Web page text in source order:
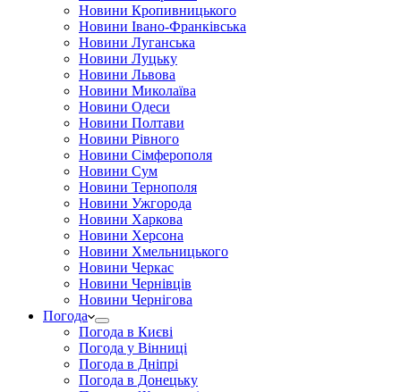
Новини Кропивницького
Новини Івано-Франківська
Новини Луганська
Новини Луцьку
Новини Львова
Новини Миколаїва
Новини Одеси
Новини Полтави
Новини Рівного
Новини Сімферополя
Новини Сум
Новини Тернополя
Новини Ужгорода
Новини Харкова
Новини Херсона
Новини Хмельницького
Новини Черкас
Новини Чернівців
Новини Чернігова
Погода
Погода в Києві
Погода у Вінниці
Погода в Дніпрі
Погода в Донецьку